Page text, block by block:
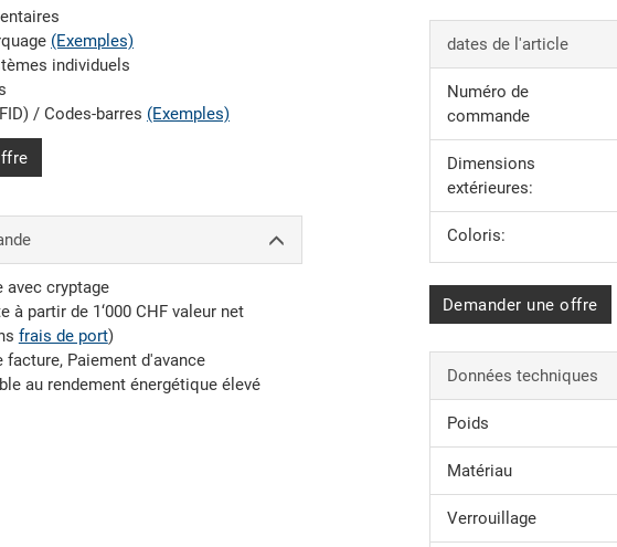
(Exemples)
individuels
/ Codes-barres (Exemples)
avec cryptage
à partir de 1‘000 CHF valeur net
frais de port)
facture, Paiement d'avance
au rendement énergétique élevé
dates de l'article
Numéro de
commande
Dimensions
extérieures:
Coloris:
Demander une offre
Données techniques
Poids
Matériau
Verrouillage